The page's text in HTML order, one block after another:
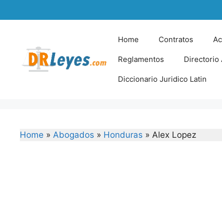
to
Home Contratos
Reglamentos Directorio
Diccionario Juridico Latin
Home » Abogados » Honduras » Alex Lopez